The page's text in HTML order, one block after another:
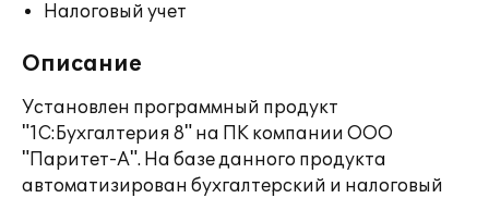
Налоговый учет
Описание
Установлен программный продукт
"1С:Бухгалтерия 8" на ПК компании ООО
"Паритет-А". На базе данного продукта
автоматизирован бухгалтерский и налоговый